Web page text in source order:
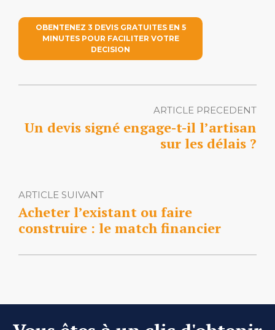
OBENTENEZ 3 DEVIS GRATUITES EN 5
MINUTES POUR FACILITER VOTRE
DECISION
ARTICLE PRECEDENT
Un devis signé engage-t-il l’artisan
sur les délais ?
ARTICLE SUIVANT
Acheter l’existant ou faire
construire : le match financier